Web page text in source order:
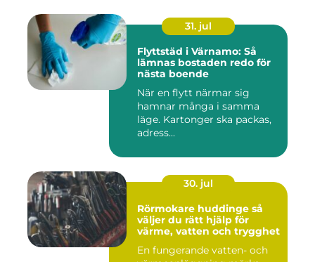
31. jul
Flyttstäd i Värnamo: Så
lämnas bostaden redo för
nästa boende
När en flytt närmar sig
hamnar många i samma
läge. Kartonger ska packas,
adress...
30. jul
Rörmokare huddinge så
väljer du rätt hjälp för
värme, vatten och trygghet
En fungerande vatten- och